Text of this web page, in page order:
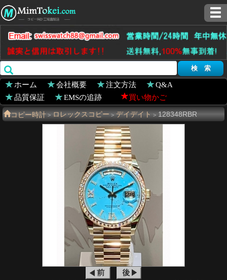
ホーム 会社概要 注文方法
Q&A
品質保証
EMSの追跡 買い物かご
コピー時計 > ロレックスコピー > デイデイト > 128348RBR